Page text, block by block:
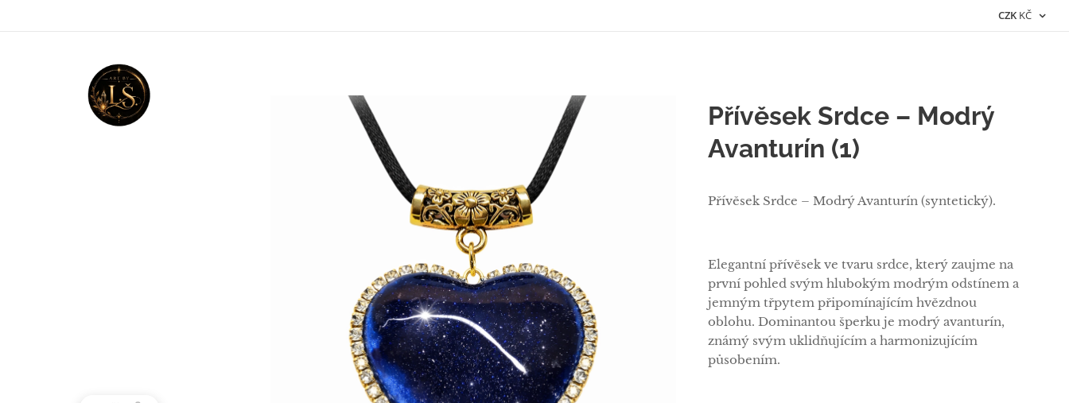
CZK KČ
Přívěsek Srdce – Modrý
Avanturín (1)
Přívěsek Srdce – Modrý Avanturín (syntetický).
Elegantní přívěsek ve tvaru srdce, který zaujme na
první pohled svým hlubokým modrým odstínem a
jemným třpytem připomínajícím hvězdnou
oblohu. Dominantou šperku je modrý avanturín,
známý svým uklidňujícím a harmonizujícím
působením.